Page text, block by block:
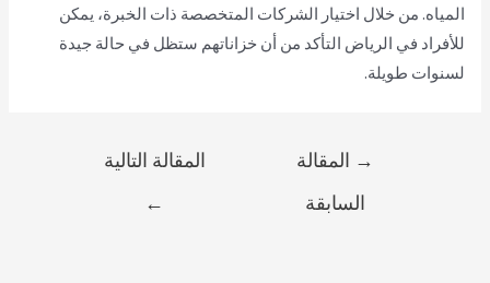
المياه. من خلال اختيار الشركات المتخصصة ذات الخبرة، يمكن
للأفراد في الرياض التأكد من أن خزاناتهم ستظل في حالة جيدة
لسنوات طويلة.
→ المقالة
السابقة
المقالة التالية
←